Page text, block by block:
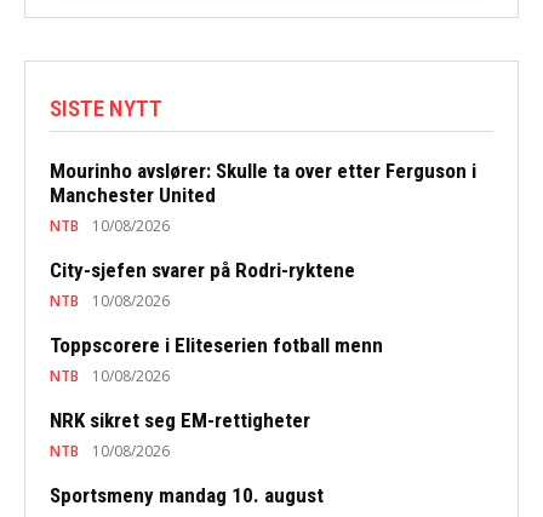
SISTE NYTT
Mourinho avslører: Skulle ta over etter Ferguson i
Manchester United
NTB 10/08/2026
City-sjefen svarer på Rodri-ryktene
NTB 10/08/2026
Toppscorere i Eliteserien fotball menn
NTB 10/08/2026
NRK sikret seg EM-rettigheter
NTB 10/08/2026
Sportsmeny mandag 10. august